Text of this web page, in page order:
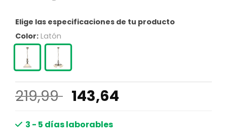
Elige las especificaciones de tu producto
Color: Latón
219,99 El
precio
original
143,64
3 - 5 días laborables